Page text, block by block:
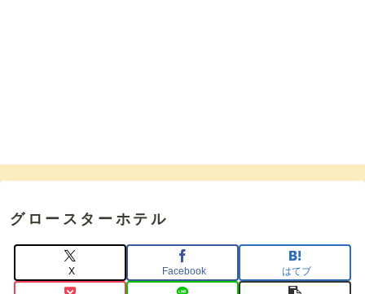
グロースターホテル
X Facebook はてブ